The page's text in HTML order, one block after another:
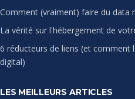
Comment (vraiment) faire du data
La vérité sur l'hébergement de
6 réducteurs de liens (et comment
digital)
LES MEILLEURS ARTICLES